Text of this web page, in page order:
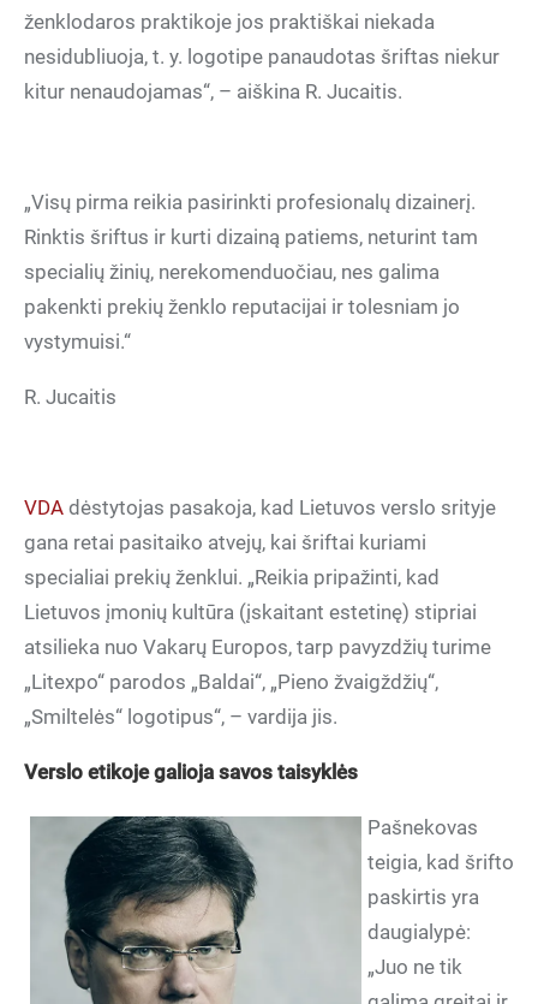
ženklodaros praktikoje jos praktiškai niekada
nesidubliuoja, t. y. logotipe panaudotas šriftas niekur
kitur nenaudojamas“, – aiškina R. Jucaitis.
„Visų pirma reikia pasirinkti profesionalų dizainerį.
Rinktis šriftus ir kurti dizainą patiems, neturint tam
specialių žinių, nerekomenduočiau, nes galima
pakenkti prekių ženklo reputacijai ir tolesniam jo
vystymuisi.“
R. Jucaitis
VDA dėstytojas pasakoja, kad Lietuvos verslo srityje
gana retai pasitaiko atvejų, kai šriftai kuriami
specialiai prekių ženklui. „Reikia pripažinti, kad
Lietuvos įmonių kultūra (įskaitant estetinę) stipriai
atsilieka nuo Vakarų Europos, tarp pavyzdžių turime
„Litexpo“ parodos „Baldai“, „Pieno žvaigždžių“,
„Smiltelės“ logotipus“, – vardija jis.
Verslo etikoje galioja savos taisyklės
Pašnekovas
teigia, kad šrifto
paskirtis yra
daugialypė:
„Juo ne tik